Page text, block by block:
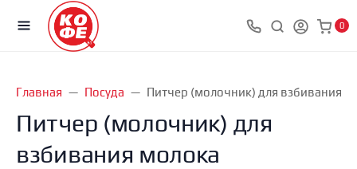
0
Главная Посуда Питчер (молочник) для взбивания
Питчер (молочник) для
взбивания молока